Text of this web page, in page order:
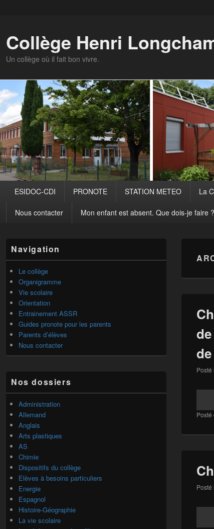
Collège Henri
Un collège où il fait bon vivre.
ESIDOC-CDI PRONOTE STATION METEO La
Nous contacter Mon enfant est absent. Que dois-je faire
Posté
Posté
Posté
principale
de
widget
pour
barre
latérale
Navigation
Le collège
Organigramme
Vie scolaire
Orientation
Entrainement ASSR
Guides pronote pour les parents
Parents d’élèves
Nous contacter
Nos dossiers
Administration
Allemand
Anglais
Arts plastiques
AS
Chimie
Dispositifs du collège
Elèves à besoins particuliers
Energie
Espagnol
Histoire-Géographie
La vie scolaire